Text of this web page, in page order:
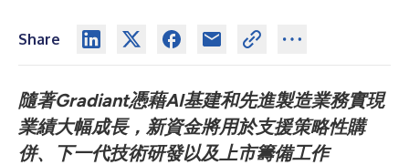
Share
隨著Gradiant憑藉AI基建和先進製造業務實現
業績大幅成長，新資金將用於支援策略性購
併、下一代技術研發以及上市籌備工作